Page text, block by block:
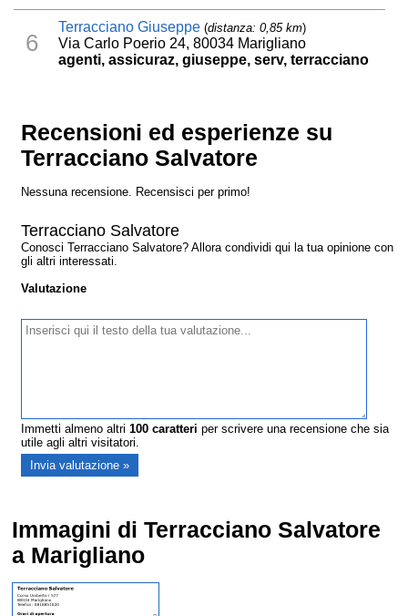
6
Terracciano Giuseppe (distanza: 0,85 km)
Via Carlo Poerio 24, 80034 Marigliano
agenti, assicuraz, giuseppe, serv, terracciano
Recensioni ed esperienze su
Terracciano Salvatore
Nessuna recensione. Recensisci per primo!
Terracciano Salvatore
Conosci Terracciano Salvatore? Allora condividi qui la tua opinione con
gli altri interessati.
Valutazione
Immetti almeno altri100 caratteri per scrivere una recensione che sia
utile agli altri visitatori.
Immagini di Terracciano Salvatore
a Marigliano